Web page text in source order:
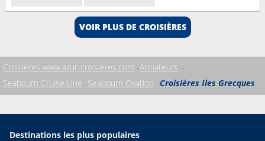
VOIR PLUS DE CROISIÈRES
Croisières www.azur-croisieres.com Armateurs
Seabourn Cruise Line Seabourn Ovation Croisières Iles Grecques
Destinations les plus populaires